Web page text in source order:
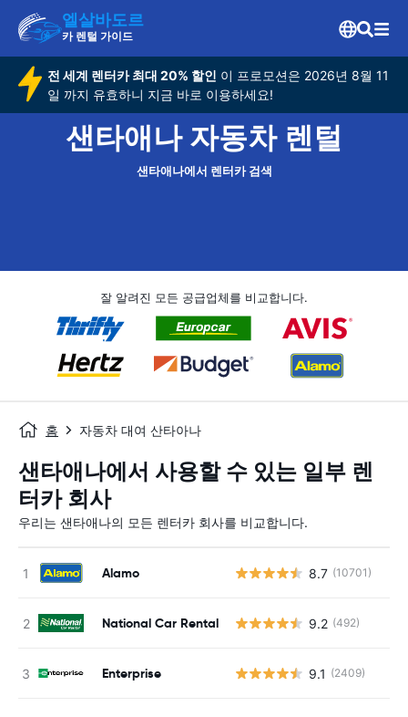
엘살바도르
카 렌털 가이드
전 세계 렌터카 최대 20% 할인 이 프로모션은 2026년 8월 11
일 까지 유효하니 지금 바로 이용하세요!
샌타애나 자동차 렌털
샌타애나에서 렌터카 검색
잘 알려진 모든 공급업체를 비교합니다.
홈 자동차 대여 산타아나
샌타애나에서 사용할 수 있는 일부 렌
터카 회사
우리는 샌타애나의 모든 렌터카 회사를 비교합니다.
Alamo 8.7 (10701)
National Car Rental 9.2 (492)
Enterprise 9.1 (2409)